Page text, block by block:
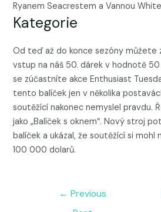
Ryanem Seacrestem a Vannou
Kategorie
Od teď až do konce sezóny můžete
vstup na náš 50. dárek v hodnotě
se zúčastníte akce Enthusiast
tento balíček jen v několika
soutěžící nakonec nemyslel pravdu.
jako „Balíček s oknem“. Nový stroj
balíček a ukázal, že soutěžící si mohl
100 000 dolarů.
← Previous